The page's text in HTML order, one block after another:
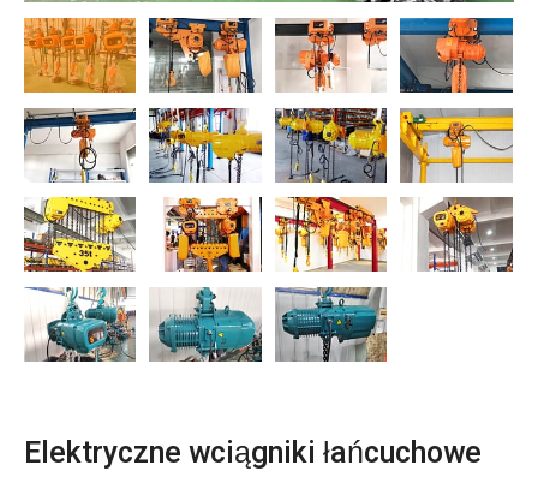
Elektryczne wciągniki łańcuchowe